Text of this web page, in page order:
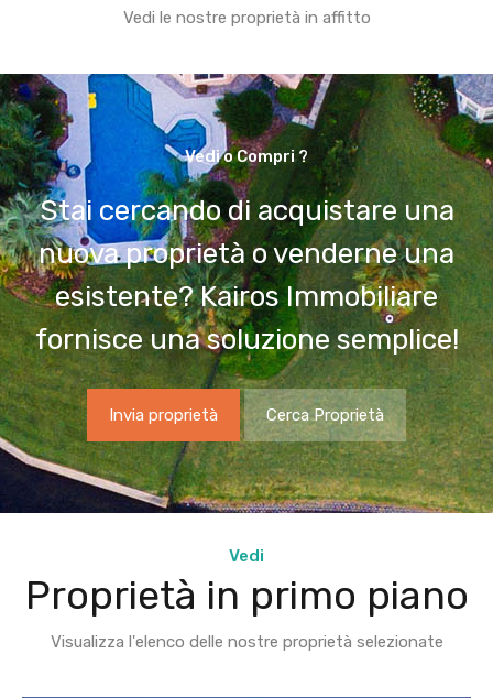
Vedi le nostre proprietà in affitto
Vedi o Compri ?
Stai cercando di acquistare una
nuova proprietà o venderne una
esistente? Kairos Immobiliare
fornisce una soluzione semplice!
Invia proprietà Cerca Proprietà
Vedi
Proprietà in primo piano
Visualizza l'elenco delle nostre proprietà selezionate